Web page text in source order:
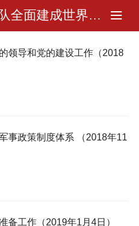
十四、把人民军队全面建成世界一流军队
领导和党的建设工作（2018
事政策制度体系 （2018年11
备工作（2019年1月4日）